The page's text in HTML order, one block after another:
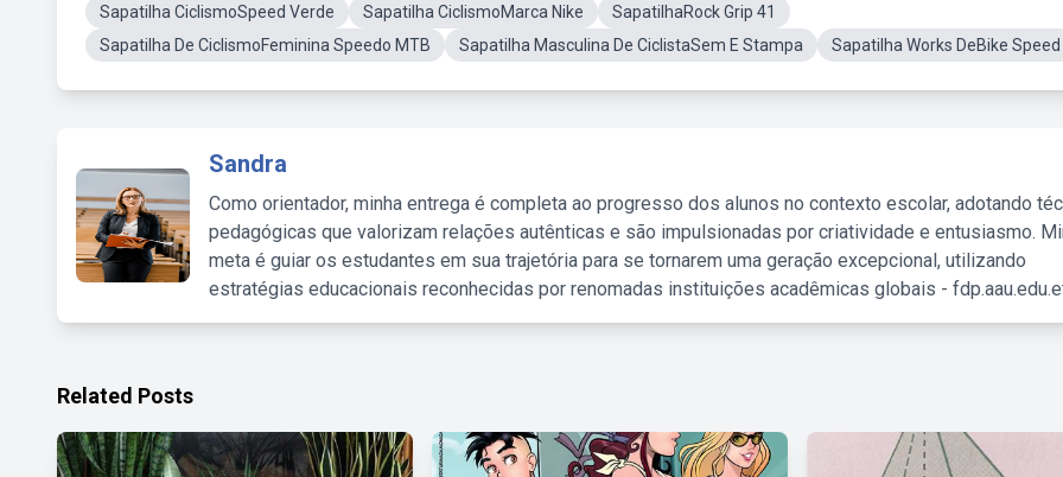
Sapatilha CiclismoSpeed Verde
Sapatilha CiclismoMarca Nike
SapatilhaRock Grip 41
Sapatilha De CiclismoFeminina Speedo MTB
Sapatilha Masculina De CiclistaSem E Stampa Sapatilha Works DeBike Speed
Sandra
Como orientador, minha entrega é completa ao progresso dos alunos no contexto escolar, adotando
pedagógicas que valorizam relações autênticas e são impulsionadas por criatividade e entusiasmo.
meta é guiar os estudantes em sua trajetória para se tornarem uma geração excepcional, utilizando
estratégias educacionais reconhecidas por renomadas instituições acadêmicas globais -
Related Posts